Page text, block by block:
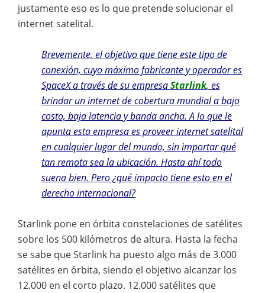
justamente eso es lo que pretende solucionar el
internet satelital.
Brevemente, el objetivo que tiene este tipo de
conexión, cuyo máximo fabricante y operador es
SpaceXa través de su empresaStarlink, es
brindar un internet de cobertura mundial a bajo
costo, baja latencia y banda ancha. A lo que le
apunta esta empresa es proveer internet satelital
en cualquier lugar del mundo, sin importar qué
tan remota sea la ubicación. Hasta ahí todo
suena bien. Pero ¿qué impacto tiene esto en el
derecho internacional?
Starlink pone en órbita constelaciones de satélites
sobre los 500 kilómetros de altura. Hasta la fecha
se sabe que Starlink ha puesto algo más de 3.000
satélites en órbita, siendo el objetivo alcanzar los
12.000 en el corto plazo. 12.000 satélites que